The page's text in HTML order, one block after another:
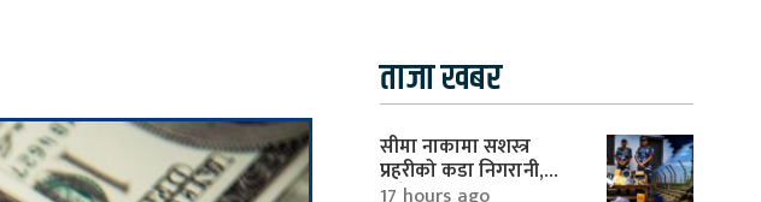
ताजा खबर
सीमा नाकामा सशस्त्र
प्रहरीको कडा निगरानी,